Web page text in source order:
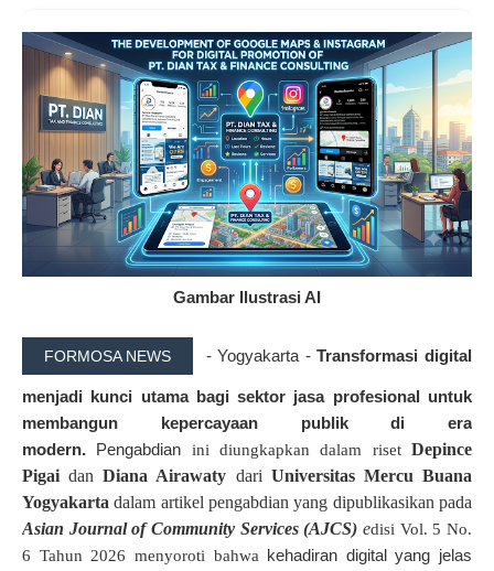
Gambar Ilustrasi AI
FORMOSA NEWS - Yogyakarta -Transformasi digital
menjadi kunci utama bagi sektor jasa profesional untuk
membangun kepercayaan publik di era
modern. Pengabdian ini diungkapkan dalam risetDepince
Pigaidan Diana Airawaty dari Universitas Mercu Buana
Yogyakartadalam artikel pengabdian yang dipublikasikan pada
Asian Journal of Community Services (AJCS) edisi Vol. 5 No.
6 Tahun 2026 menyoroti bahwa kehadiran digital yang jelas